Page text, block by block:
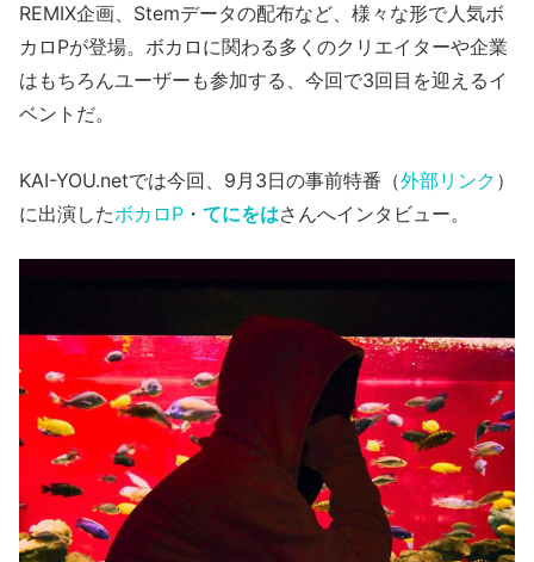
REMIX企画、Stemデータの配布など、様々な形で人気ボ
カロPが登場。ボカロに関わる多くのクリエイターや企業
はもちろんユーザーも参加する、今回で3回目を迎えるイ
ベントだ。
KAI-YOU.netでは今回、9月3日の事前特番（外部リンク ）
に出演したボカロP ・ てにをはさんへインタビュー。